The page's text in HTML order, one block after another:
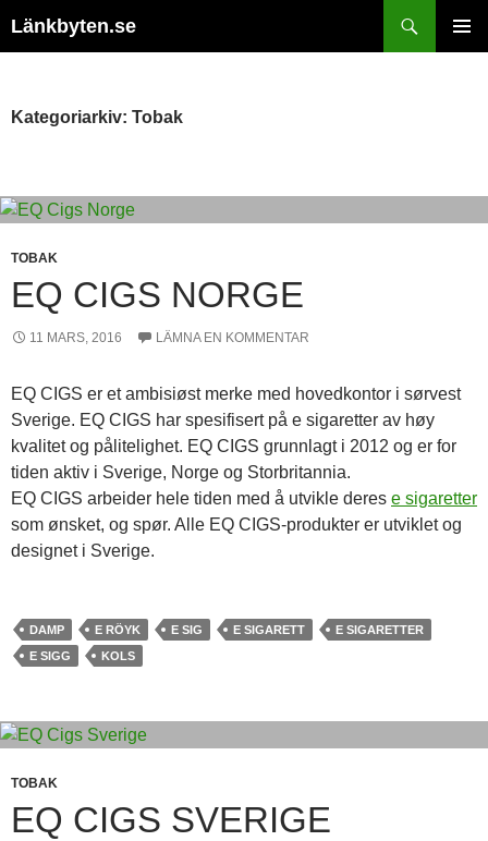
till
Länkbyten.se
Kategoriarkiv: Tobak
TOBAK
EQ CIGS NORGE
11 MARS, 2016 LÄMNA EN KOMMENTAR
EQ CIGS er et ambisiøst merke med hovedkontor i sørvest
Sverige. EQ CIGS har spesifisert på e sigaretter av høy
kvalitet og pålitelighet. EQ CIGS grunnlagt i 2012 og er for
tiden aktiv i Sverige, Norge og Storbritannia.
EQ CIGS arbeider hele tiden med å utvikle deres e sigaretter
som ønsket, og spør. Alle EQ CIGS-produkter er utviklet og
designet i Sverige.
DAMP E RÖYK E SIG E SIGARETT
E SIGARETTER
E SIGG
KOLS
TOBAK
EQ CIGS SVERIGE